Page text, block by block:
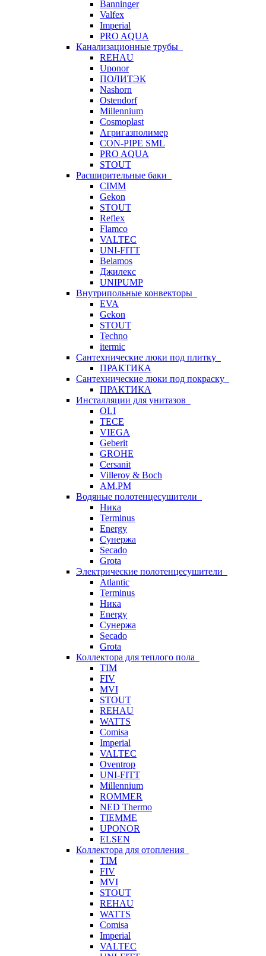
Banninger
Valfex
Imperial
PRO AQUA
Канализационные трубы
REHAU
Uponor
ПОЛИТЭК
Nashorn
Ostendorf
Millennium
Cosmoplast
Агригазполимер
CON-PIPE SML
PRO AQUA
STOUT
Расширительные баки
CIMM
Gekon
STOUT
Reflex
Flamco
VALTEC
UNI-FITT
Belamos
Джилекс
UNIPUMP
Внутрипольные конвекторы
EVA
Gekon
STOUT
Techno
itermic
Сантехнические люки под плитку
ПРАКТИКА
Сантехнические люки под покраску
ПРАКТИКА
Инсталляции для унитазов
OLI
TECE
VIEGA
Geberit
GROHE
Cersanit
Villeroy & Boch
AM.PM
Водяные полотенцесушители
Ника
Terminus
Energy
Сунержа
Secado
Grota
Электрические полотенцесушители
Atlantic
Terminus
Ника
Energy
Сунержа
Secado
Grota
Коллектора для теплого пола
TIM
FIV
MVI
STOUT
REHAU
WATTS
Comisa
Imperial
VALTEC
Oventrop
UNI-FITT
Millennium
ROMMER
NED Thermo
TIEMME
UPONOR
ELSEN
Коллектора для отопления
TIM
FIV
MVI
STOUT
REHAU
WATTS
Comisa
Imperial
VALTEC